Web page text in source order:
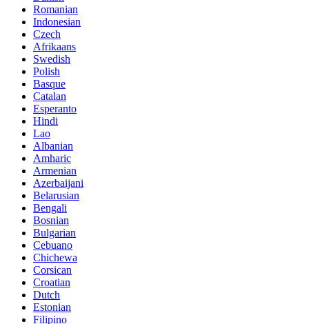
Romanian
Indonesian
Czech
Afrikaans
Swedish
Polish
Basque
Catalan
Esperanto
Hindi
Lao
Albanian
Amharic
Armenian
Azerbaijani
Belarusian
Bengali
Bosnian
Bulgarian
Cebuano
Chichewa
Corsican
Croatian
Dutch
Estonian
Filipino